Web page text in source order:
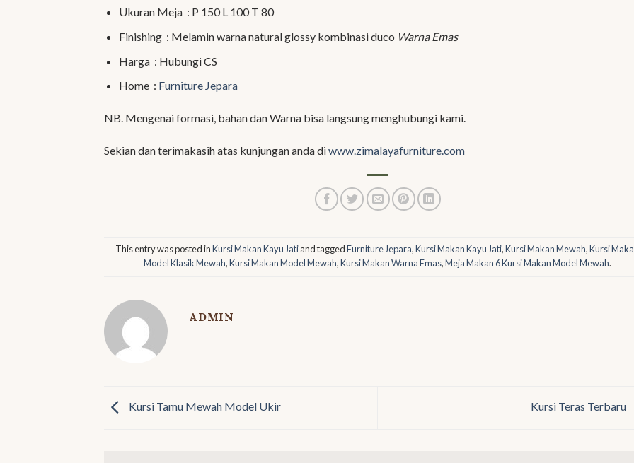
Ukuran Meja : P 150 L 100 T 80
Finishing : Melamin warna natural glossy kombinasi duco Warna Emas
Harga : Hubungi CS
Home : Furniture Jepara
NB. Mengenai formasi, bahan dan Warna bisa langsung menghubungi kami.
Sekian dan terimakasih atas kunjungan anda diwww.zimalayafurniture.com
This entry was posted inKursi Makan Kayu Jatiand taggedFurniture Jepara,Kursi Makan Kayu Jati,Kursi Makan Mewah,Kursi
Model Klasik Mewah,Kursi Makan Model Mewah,Kursi Makan Warna Emas,Meja Makan 6 Kursi Makan Model Mewah.
ADMIN
Kursi Tamu Mewah Model Ukir Kursi Teras Terbaru